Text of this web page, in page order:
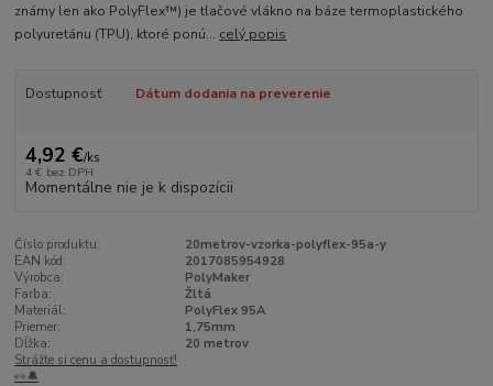
známy len ako PolyFlex™) je tlačové vlákno na báze termoplastického
polyuretánu (TPU), ktoré ponú... celý popis
Dostupnosť Dátum dodania na preverenie
4,92 €/ks
4 € bez DPH
Momentálne nie je k dispozícii
Číslo produktu:
20metrov-vzorka-polyflex-95a-y
EAN kód:
2017085954928
Výrobca:
PolyMaker
Farba:
Žltá
Materiál:
PolyFlex 95A
Priemer:
1,75mm
Dĺžka:
20 metrov
Strážte si cenu a dostupnosť!
👀🔔